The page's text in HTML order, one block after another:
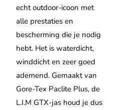
echt outdoor-icoon met
alle prestaties en
bescherming die je nodig
hebt. Het is waterdicht,
winddicht en zeer goed
ademend. Gemaakt van
Gore-Tex Paclite Plus, de
L.I.M GTX-jas houd je dus